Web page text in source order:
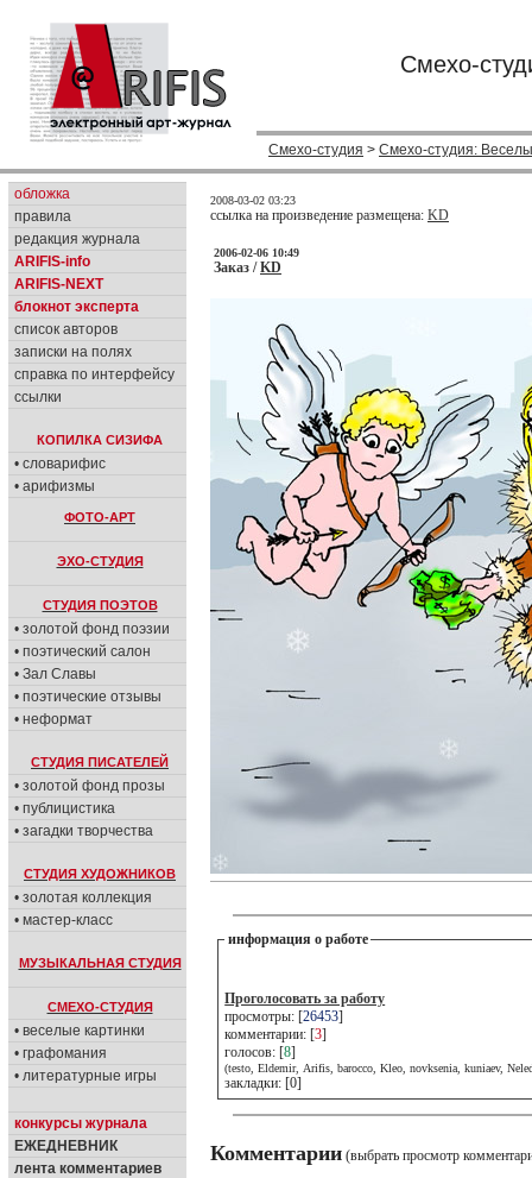
Смехо-
Смехо-студия > Смехо-студия:
обложка
правила
редакция журнала
ARIFIS-info
ARIFIS-NEXT
блокнот эксперта
список авторов
записки на полях
справка по интерфейсу
ссылки
КОПИЛКА СИЗИФА
• словарифис
• арифизмы
ФОТО-АРТ
ЭХО-СТУДИЯ
СТУДИЯ ПОЭТОВ
• золотой фонд поэзии
• поэтический салон
• Зал Славы
• поэтические отзывы
• неформат
СТУДИЯ ПИСАТЕЛЕЙ
• золотой фонд прозы
• публицистика
• загадки творчества
СТУДИЯ ХУДОЖНИКОВ
• золотая коллекция
• мастер-класс
МУЗЫКАЛЬНАЯ СТУДИЯ
СМЕХО-СТУДИЯ
• веселые картинки
• графомания
• литературные игры
конкурсы журнала
ЕЖЕДНЕВНИК
лента комментариев
2008-03-02 03:23
ссылка на произведение размещена: KD
2006-02-06 10:49
Заказ /KD
информация о работе
Проголосовать за работу
просмотры: [26453]
комментарии: [3]
голосов: [8]
(testo, Eldemir, Arifis, barocco, Kleo, novksenia, kuniaev,
закладки: [0]
Комментарии (выбрать просмотр